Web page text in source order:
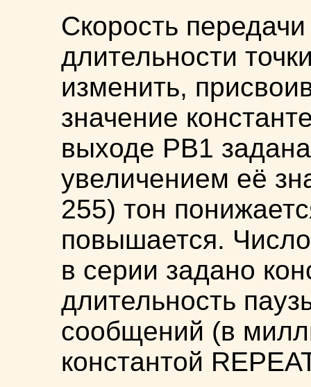
Скорость передачи
длительности
изменить,
значение
выходе РВ1
увеличением её
255) тон
повышается.
в серии задано
длительность
сообщений (в
константой